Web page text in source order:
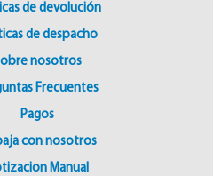
de devolución
de despacho
nosotros
Frecuentes
Pagos
con nosotros
Manual